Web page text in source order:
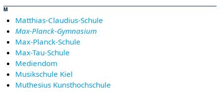
M
Matthias-Claudius-Schule
Max-Planck-Gymnasium
Max-Planck-Schule
Max-Tau-Schule
Mediendom
Musikschule Kiel
Muthesius Kunsthochschule